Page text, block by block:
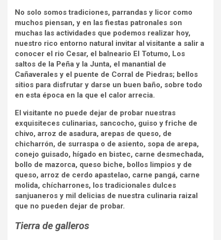
No solo somos tradiciones, parrandas y licor como
muchos piensan, y en las fiestas patronales son
muchas las actividades que podemos realizar hoy,
nuestro rico entorno natural invitar al visitante a salir a
conocer el rio Cesar, el balneario El Totumo, Los
saltos de la Peña y la Junta, el manantial de
Cañaverales y el puente de Corral de Piedras; bellos
sitios para disfrutar y darse un buen baño, sobre todo
en esta época en la que el calor arrecia.
El visitante no puede dejar de probar nuestras
exquisiteces culinarias, sancocho, guiso y friche de
chivo, arroz de asadura, arepas de queso, de
chicharrón, de surraspa o de asiento, sopa de arepa,
conejo guisado, hígado en bistec, carne desmechada,
bollo de mazorca, queso biche, bollos limpios y de
queso, arroz de cerdo apastelao, carne pangá, carne
molida, chícharrones, los tradicionales dulces
sanjuaneros y mil delicias de nuestra culinaria raizal
que no pueden dejar de probar.
Tierra de galleros